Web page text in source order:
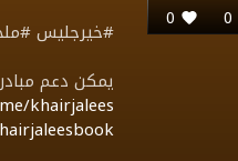
#خيرجليس
يمكن دعم
khairjalees